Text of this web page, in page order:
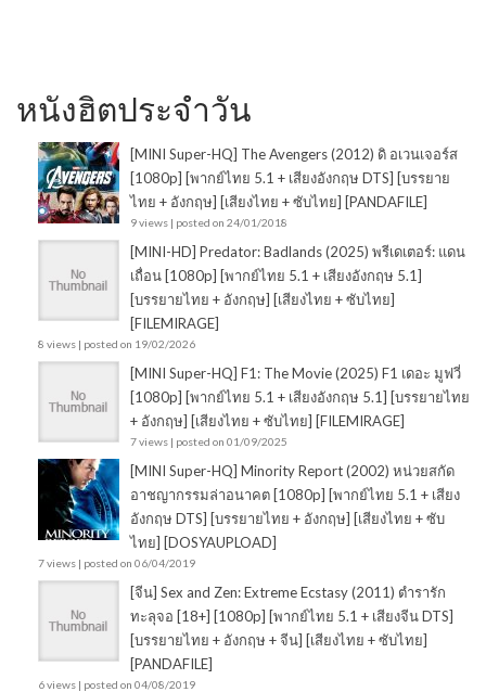
หนังฮิตประจำวัน
[MINI Super-HQ] The Avengers (2012) ดิ อเวนเจอร์ส
[1080p] [พากย์ไทย 5.1 + เสียงอังกฤษ DTS] [บรรยาย
ไทย + อังกฤษ] [เสียงไทย + ซับไทย] [PANDAFILE]
9 views | posted on 24/01/2018
[MINI-HD] Predator: Badlands (2025) พรีเดเตอร์: แดน
เถื่อน [1080p] [พากย์ไทย 5.1 + เสียงอังกฤษ 5.1]
[บรรยายไทย + อังกฤษ] [เสียงไทย + ซับไทย]
[FILEMIRAGE]
8 views | posted on 19/02/2026
[MINI Super-HQ] F1: The Movie (2025) F1 เดอะ มูฟวี่
[1080p] [พากย์ไทย 5.1 + เสียงอังกฤษ 5.1] [บรรยายไทย
+ อังกฤษ] [เสียงไทย + ซับไทย] [FILEMIRAGE]
7 views | posted on 01/09/2025
[MINI Super-HQ] Minority Report (2002) หน่วยสกัด
อาชญากรรมล่าอนาคต [1080p] [พากย์ไทย 5.1 + เสียง
อังกฤษ DTS] [บรรยายไทย + อังกฤษ] [เสียงไทย + ซับ
ไทย] [DOSYAUPLOAD]
7 views | posted on 06/04/2019
[จีน] Sex and Zen: Extreme Ecstasy (2011) ตำรารัก
ทะลุจอ [18+] [1080p] [พากย์ไทย 5.1 + เสียงจีน DTS]
[บรรยายไทย + อังกฤษ + จีน] [เสียงไทย + ซับไทย]
[PANDAFILE]
6 views | posted on 04/08/2019